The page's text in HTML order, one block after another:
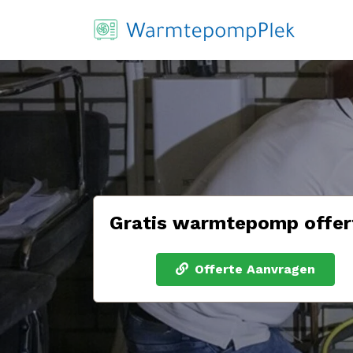
Gratis warmtepomp
Offerte Aanvragen